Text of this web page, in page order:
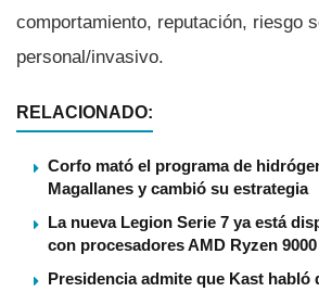
comportamiento, reputación, riesgo
personal/invasivo.
RELACIONADO:
Corfo mató el programa de
Magallanes y cambió su estrategia
La nueva Legion Serie 7 ya está
con procesadores AMD Ryzen
Presidencia admite que Kast habló